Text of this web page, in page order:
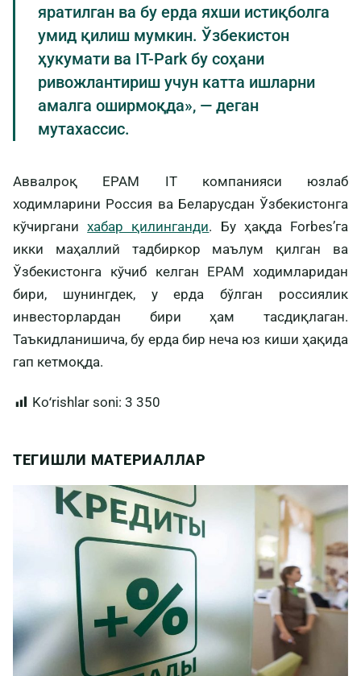
яратилган ва бу ерда яхши истиқболга
умид қилиш мумкин. Ўзбекистон
ҳукумати ва IT-Park бу соҳани
ривожлантириш учун катта ишларни
амалга оширмоқда», — деган
мутахассис.
Аввалроқ EPAM IT компанияси юзлаб
ходимларини Россия ва Беларусдан Ўзбекистонга
кўчирганихабар қилинганди. Бу ҳақда Forbes’га
икки маҳаллий тадбиркор маълум қилган ва
Ўзбекистонга кўчиб келган EPAM ходимларидан
бири, шунингдек, у ерда бўлган россиялик
инвесторлардан бири ҳам тасдиқлаган.
Таъкидланишича, бу ерда бир неча юз киши ҳақида
гап кетмоқда.
Koʻrishlar soni: 3 350
ТЕГИШЛИ МАТЕРИАЛЛАР